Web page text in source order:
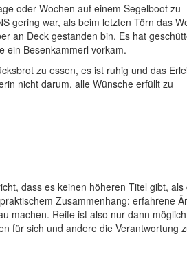
oder Wochen auf einem Segelboot zu
gering war, als beim letzten Törn das
an Deck gestanden bin. Es hat
ein Besenkammerl vorkam.
zu essen, es ist ruhig und das
nicht darum, alle Wünsche erfüllt zu
dass es keinen höheren Titel gibt, als
Zusammenhang: erfahrene
machen. Reife ist also nur dann
für sich und andere die Verantwortung